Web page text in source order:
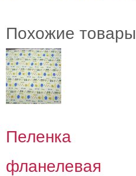
Похожие товары
Пеленка
фланелевая